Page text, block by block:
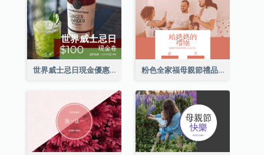
世界威士忌日現金優惠券 粉色全家福母親節禮品卡